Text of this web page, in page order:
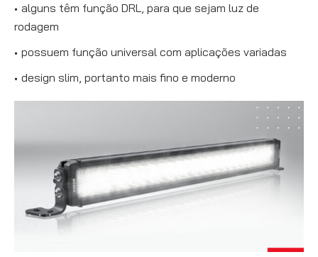
alguns têm função DRL, para que sejam luz de
rodagem
possuem função universal com aplicações variadas
design slim, portanto mais fino e moderno